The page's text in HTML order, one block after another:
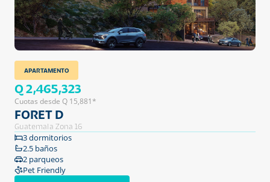
APARTAMENTO
Q 2,465,323
Cuotas desde Q 15,881*
FORET D
Guatemala Zona 16
3 dormitorios
2.5 baños
2 parqueos
Pet Friendly